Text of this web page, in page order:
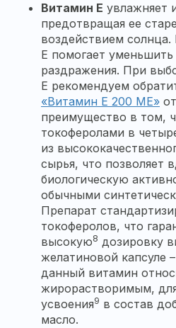
Витамин Е увлажняет
предотвращая ее
воздействием
Е помогает уменьшить
раздражения. При
Е рекомендуем
«Витамин Е 200 МЕ»
преимущество в том,
токоферолами в
из
сырья, что позволяет
биологическую
обычными
Препарат
токоферолов, что
высокую8 дозировку
желатиновой капсуле
данный витамин
жирорастворимым,
усвоения9 в состав
масло.